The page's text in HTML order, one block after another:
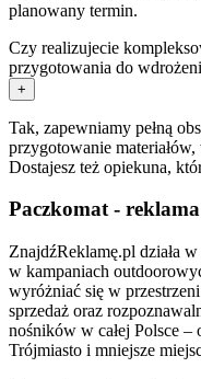
planowany termin.
Czy realizujecie
przygotowania do
+
Tak, zapewniamy pełną
przygotowanie
Dostajesz też opiekuna,
Paczkomat -
ZnajdźReklamę.pl działa
w kampaniach
wyróżniać się w
sprzedaż oraz
nośników w całej Polsce
Trójmiasto i mniejsze